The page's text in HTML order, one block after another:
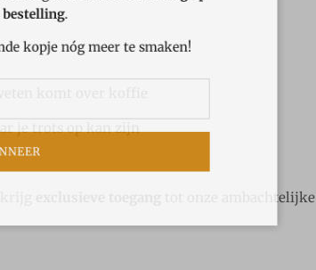
komt over koffie
je trots op kan zijn
tot onze ambachtelijke
bestelling
kopje nóg meer te smaken!